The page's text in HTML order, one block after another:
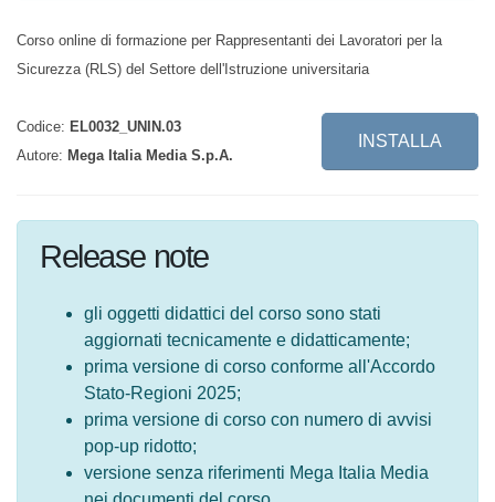
Sicurezza (RLS) del Settore dell'Istruzione universitaria
Autore: Mega Italia Media S.p.A.
INSTALLA
Release note
aggiornati tecnicamente e didatticamente;
prima versione di corso conforme
all'Accordo Stato-Regioni 2025;
prima versione di corso con numero di
avvisi pop-up ridotto;
versione senza riferimenti Mega Italia Media
nei documenti del corso.